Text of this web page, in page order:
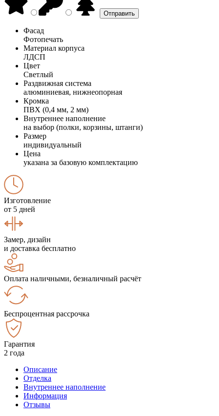
Фасад
Фотопечать
Материал корпуса
ЛДСП
Цвет
Светлый
Раздвижная система
алюминиевая, нижнеопорная
Кромка
ПВХ (0,4 мм, 2 мм)
Внутреннее наполнение
на выбор (полки, корзины, штанги)
Размер
индивидуальный
Цена
указана за базовую комплектацию
Изготовление
от 5 дней
Замер, дизайн
и доставка бесплатно
Оплата наличными, безналичный расчёт
Беспроцентная рассрочка
Гарантия
2 года
Описание
Отделка
Внутреннее наполнение
Информация
Отзывы